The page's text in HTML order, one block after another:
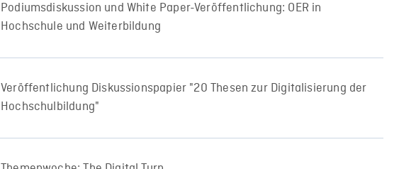
Podiumsdiskussion und White Paper-Veröffentlichung: OER in
Hochschule und Weiterbildung
Veröffentlichung Diskussionspapier "20 Thesen zur Digitalisierung der
Hochschulbildung"